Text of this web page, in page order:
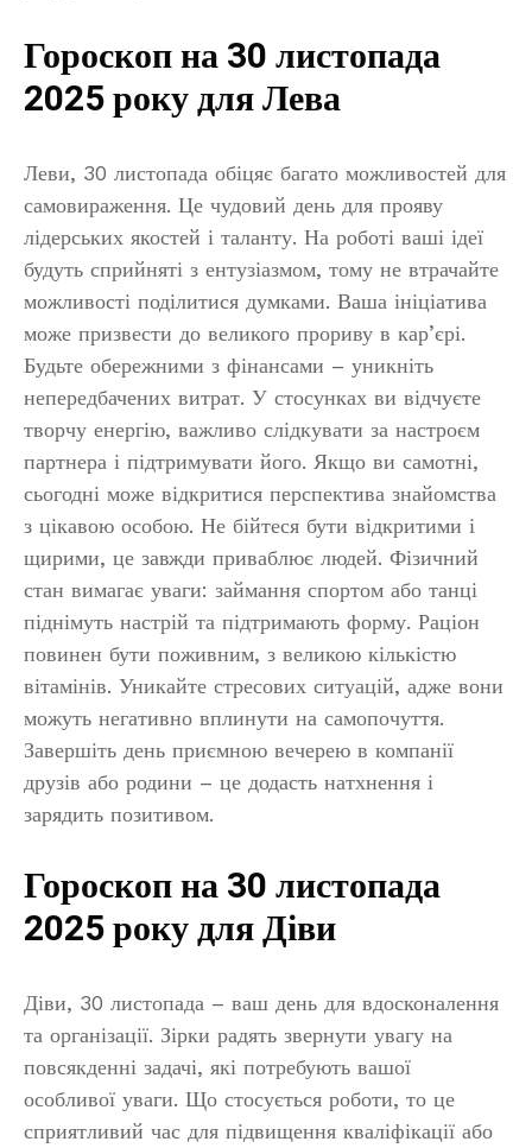
Гороскоп на 30 листопада
2025 року для Лева
Леви, 30 листопада обіцяє багато можливостей для
самовираження. Це чудовий день для прояву
лідерських якостей і таланту. На роботі ваші ідеї
будуть сприйняті з ентузіазмом, тому не втрачайте
можливості поділитися думками. Ваша ініціатива
може призвести до великого прориву в кар’єрі.
Будьте обережними з фінансами – уникніть
непередбачених витрат. У стосунках ви відчуєте
творчу енергію, важливо слідкувати за настроєм
партнера і підтримувати його. Якщо ви самотні,
сьогодні може відкритися перспектива знайомства
з цікавою особою. Не бійтеся бути відкритими і
щирими, це завжди приваблює людей. Фізичний
стан вимагає уваги: займання спортом або танці
піднімуть настрій та підтримають форму. Раціон
повинен бути поживним, з великою кількістю
вітамінів. Уникайте стресових ситуацій, адже вони
можуть негативно вплинути на самопочуття.
Завершіть день приємною вечерею в компанії
друзів або родини – це додасть натхнення і
зарядить позитивом.
Гороскоп на 30 листопада
2025 року для Діви
Діви, 30 листопада – ваш день для вдосконалення
та організації. Зірки радять звернути увагу на
повсякденні задачі, які потребують вашої
особливої уваги. Що стосується роботи, то це
сприятливий час для підвищення кваліфікації або